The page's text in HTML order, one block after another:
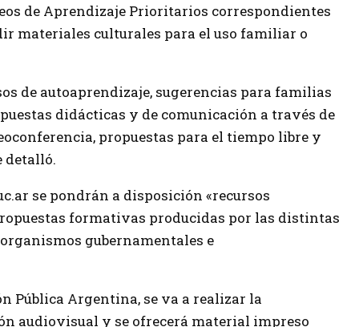
de Aprendizaje Prioritarios correspondientes
materiales culturales para el uso familiar o
de autoaprendizaje, sugerencias para familias
didácticas y de comunicación a través de
propuestas para el tiempo libre y
detalló.
se pondrán a disposición «recursos
formativas producidas por las distintas
gubernamentales e
Pública Argentina, se va a realizar la
audiovisual y se ofrecerá material impreso